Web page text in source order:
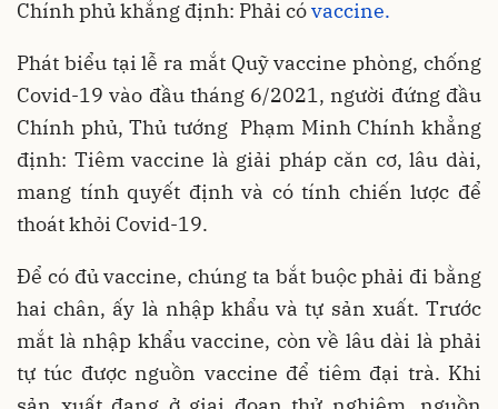
Chính phủ khẳng định: Phải cóvaccine.
Phát biểu tại lễ ra mắt Quỹ vaccine phòng, chống
Covid-19 vào đầu tháng 6/2021, người đứng đầu
Chính phủ, Thủ tướng Phạm Minh Chính khẳng
định: Tiêm vaccine là giải pháp căn cơ, lâu dài,
mang tính quyết định và có tính chiến lược để
thoát khỏi Covid-19.
Để có đủ vaccine, chúng ta bắt buộc phải đi bằng
hai chân, ấy là nhập khẩu và tự sản xuất. Trước
mắt là nhập khẩu vaccine, còn về lâu dài là phải
tự túc được nguồn vaccine để tiêm đại trà. Khi